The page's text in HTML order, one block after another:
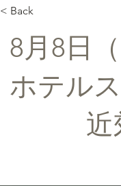
< Back
8月8日
ホテル
近